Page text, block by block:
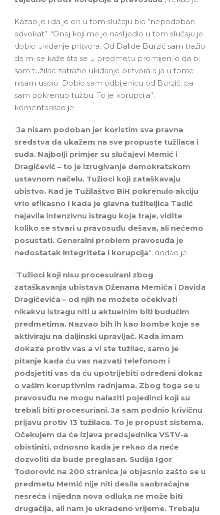
Kazao je i da je on u tom slučaju bio “nepodoban
advokat”. “Onaj koji me je naslijedio u tom slučaju je
dobio ukidanje pritvora. Od Dalide Burzić sam tražio
da mi se kaže šta se u predmetu promijenilo da bi
sam tužilac zatražio ukidanje pritvora a ja u tome
nisam uspio. Dobio sam odbijenicu od Burzić, pa
sam pokrenuo tužbu. To je korupcija”,
komentarisao je.
“Ja nisam podoban jer koristim sva pravna
sredstva da ukažem na sve propuste tužilaca i
suda. Najbolji primjer su slučajevi Memić i
Dragičević – to je izrugivanje demokratskom
ustavnom načelu. Tužioci koji zataškavaju
ubistvo. Kad je Tužilaštvo BiH pokrenulo akciju
vrlo efikasno i kada je glavna tužiteljica Tadić
najavila intenzivnu istragu koja traje, vidite
koliko se stvari u pravosuđu dešava, ali nećemo
posustati. Generalni problem pravosuđa je
nedostatak integriteta i korupcija“, dodao je.
“Tužioci koji nisu procesuirani zbog
zataškavanja ubistava Dženana Memića i Davida
Dragičevića – od njih ne možete očekivati
nikakvu istragu niti u aktuelnim biti budućim
predmetima. Nazvao bih ih kao bombe koje se
aktiviraju na daljinski upravljač. Kada imam
dokaze protiv vas a vi ste tužilac, samo je
pitanje kada ću vas nazvati telefonom i
podsjetiti vas da ću upotrijebiti određeni dokaz
o vašim koruptivnim radnjama. Zbog toga se u
pravosuđu ne mogu nalaziti pojedinci koji su
trebali biti procesuriani. Ja sam podnio krivičnu
prijavu protiv 13 tužilaca. To je propust sistema.
Očekujem da će izjava predsjednika VSTV-a
obistiniti, odnosno kada je rekao da neće
dozvoliti da bude preglasan. Sudija Igor
Todorović na 200 stranica je objasnio zašto se u
predmetu Memić nije niti desila saobraćajna
nesreća i nijedna nova odluka ne može biti
drugačija, ali nam je ukradeno vrijeme. Trebaju